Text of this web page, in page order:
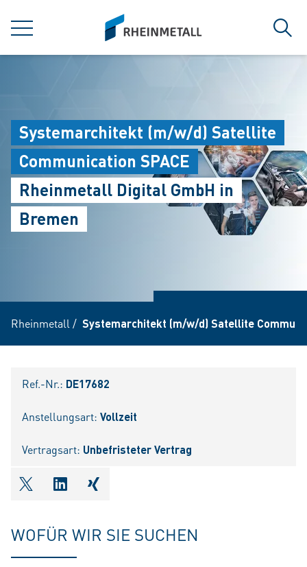
MENÜ
siteLogo
Systemarchitekt (m/w/d) Satellite
Communication SPACE
Rheinmetall Digital GmbH in
Bremen
Rheinmetall / Systemarchitekt (m/w/d) Satellite
Ref.-Nr.: DE17682
Anstellungsart: Vollzeit
Vertragsart: Unbefristeter Vertrag
shareOntwitter
shareOnlinkedIn
shareOnxing
WOFÜR WIR SIE SUCHEN